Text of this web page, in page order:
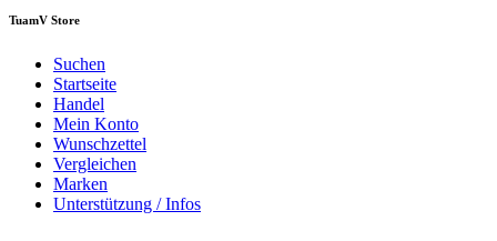
TuamV Store
Suchen
Startseite
Handel
Mein Konto
Wunschzettel
Vergleichen
Marken
Unterstützung / Infos